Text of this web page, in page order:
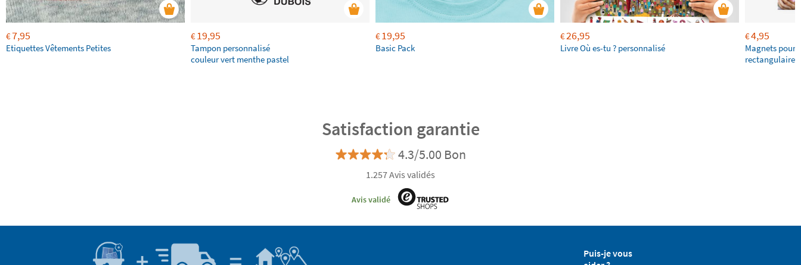
€7,95
Etiquettes Vêtements Petites
€19,95
Tampon personnalisé
couleur vert menthe pastel
€19,95
Basic Pack
€26,95
Livre Où es-tu ? personnalisé
€4,95
Magnets pour
rectangulaires
Satisfaction garantie
4.3/5.00 Bon
1.257 Avis validés
Avis validé
Puis-je vous